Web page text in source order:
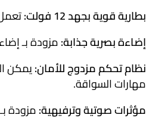
بطارية قوية بجهد 12 فولت:
تعمل بنظام 12 فولت المتطور والذي
إضاءة بصرية جذابة:مزودة بـ
نظام تحكم مزدوج للأمان:يمكن
مهارات السواقة.
مؤثرات صوتية وترفيهية:مزودة